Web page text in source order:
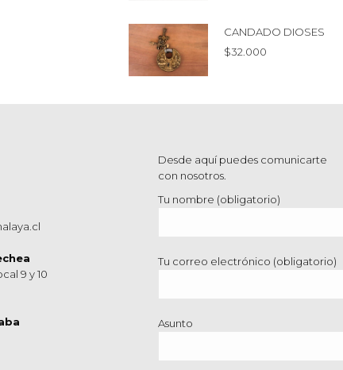
CANDADO DIOSES
$32.000
9 y 10
Desde aquí puedes comunicarte
con nosotros.
Tu nombre (obligatorio)
Tu correo electrónico (obligatorio)
Asunto